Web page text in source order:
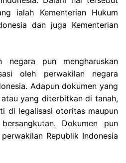
ialah Kementerian Hukum
dan juga Kementerian
negara pun mengharuskan
oleh perwakilan negara
Adapun dokumen yang
yang diterbitkan di tanah,
di legalisasi otoritas maupun
Dokumen pun
Republik Indonesia